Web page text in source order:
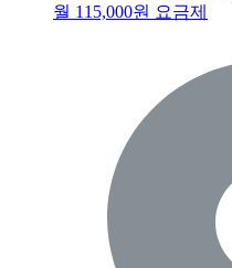
월 115,000원 요금제